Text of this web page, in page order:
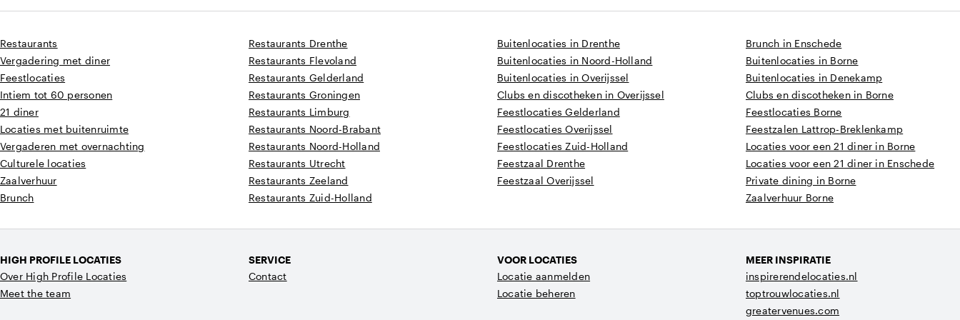
Restaurants
Vergadering met diner
Feestlocaties
Intiem tot 60 personen
21 diner
Locaties met buitenruimte
Vergaderen met overnachting
Culturele locaties
Zaalverhuur
Brunch
Restaurants Drenthe
Restaurants Flevoland
Restaurants Gelderland
Restaurants Groningen
Restaurants Limburg
Restaurants Noord-Brabant
Restaurants Noord-Holland
Restaurants Utrecht
Restaurants Zeeland
Restaurants Zuid-Holland
Buitenlocaties in Drenthe
Buitenlocaties in Noord-Holland
Buitenlocaties in Overijssel
Clubs en discotheken in Overijssel
Feestlocaties Gelderland
Feestlocaties Overijssel
Feestlocaties Zuid-Holland
Feestzaal Drenthe
Feestzaal Overijssel
Brunch in Enschede
Buitenlocaties in Borne
Buitenlocaties in Denekamp
Clubs en discotheken in Borne
Feestlocaties Borne
Feestzalen Lattrop-Breklenkamp
Locaties voor een 21 diner in Borne
Locaties voor een 21 diner in Enschede
Private dining in Borne
Zaalverhuur Borne
HIGH PROFILE LOCATIES
Over High Profile Locaties
Meet the team
SERVICE
Contact
VOOR LOCATIES
Locatie aanmelden
Locatie beheren
MEER INSPIRATIE
inspirerendelocaties.nl
toptrouwlocaties.nl
greatervenues.com